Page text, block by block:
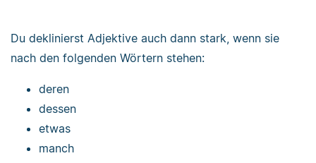
Du deklinierst Adjektive auch dann stark, wenn sie
nach den folgenden Wörtern stehen:
deren
dessen
etwas
manch